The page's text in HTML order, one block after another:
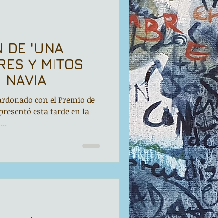
DE 'UNA
Y MITOS
NAVIA
con el Premio de
esta tarde en la